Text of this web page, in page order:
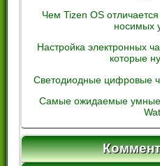
Чем Tizen OS
носимых
Настройка электронных
которые
Светодиодные цифровые
Самые ожидаемые умные